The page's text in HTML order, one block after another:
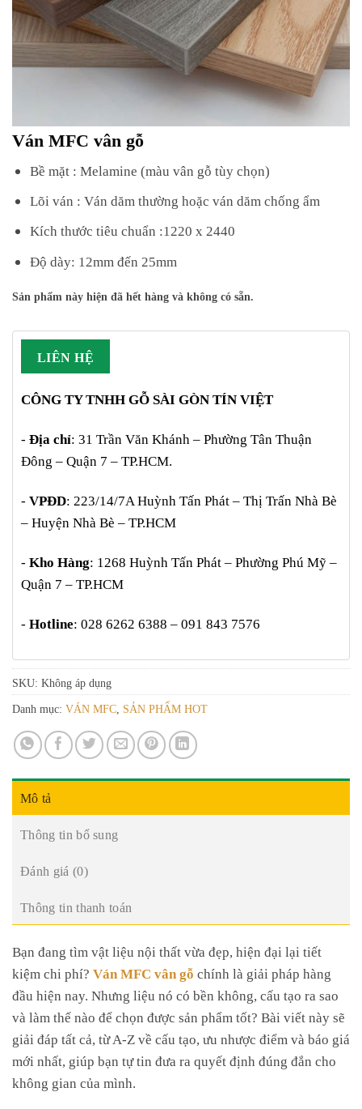
Ván MFC vân gỗ
Bề mặt : Melamine (màu vân gỗ tùy chọn)
Lõi ván : Ván dăm thường hoặc ván dăm chống ẩm
Kích thước tiêu chuẩn :1220 x 2440
Độ dày: 12mm đến 25mm
Sản phẩm này hiện đã hết hàng và không có sẵn.
LIÊN HỆ
CÔNG TY TNHH GỖ SÀI GÒN TÍN VIỆT
- Địa chỉ: 31 Trần Văn Khánh – Phường Tân Thuận
Đông – Quận 7 – TP.HCM.
- VPĐD: 223/14/7A Huỳnh Tấn Phát – Thị Trấn Nhà Bè
– Huyện Nhà Bè – TP.HCM
- Kho Hàng: 1268 Huỳnh Tấn Phát – Phường Phú Mỹ –
Quận 7 – TP.HCM
- Hotline: 028 6262 6388 – 091 843 7576
SKU: Không áp dụng
Danh mục: VÁN MFC SẢN PHẨM HOT
Mô tả
Thông tin bổ sung
Đánh giá (0)
Thông tin thanh toán
Bạn đang tìm vật liệu nội thất vừa đẹp, hiện đại lại tiết
kiệm chi phí? Ván MFC vân gỗ chính là giải pháp hàng
đầu hiện nay. Nhưng liệu nó có bền không, cấu tạo ra sao
và làm thế nào để chọn được sản phẩm tốt? Bài viết này sẽ
giải đáp tất cả, từ A-Z về cấu tạo, ưu nhược điểm và báo giá
mới nhất, giúp bạn tự tin đưa ra quyết định đúng đắn cho
không gian của mình.